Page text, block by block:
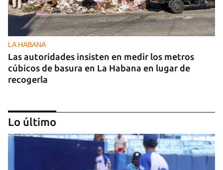
LA HABANA
Las autoridades insisten en medir los metros
cúbicos de basura en La Habana en lugar de
recogerla
Lo último